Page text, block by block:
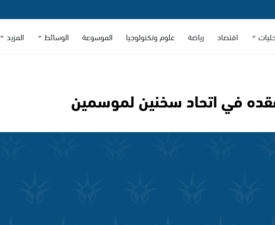
اقتصاد رياضة علوم وتكنولوجيا الموسوعة الوسائط المزيد
في اتحاد سخنين لموسمين